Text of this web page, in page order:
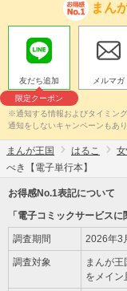
まん
友だち追加
限定クーポン
メルマガ
※通知する情報およびタイミン
通知をしないキャンペーンもあ
まんが王国 はるこ
べき【電子単行本】
お得感No.1表記について
「電子コミックサービスに
調査期間 2026年3
調査対象
まんが
をメイ